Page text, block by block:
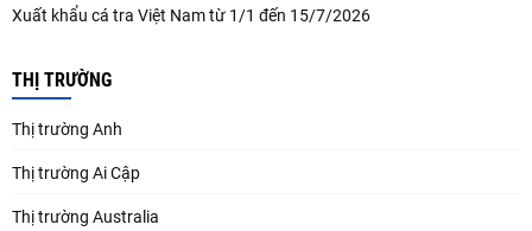
Xuất khẩu cá tra Việt Nam từ 1/1 đến 15/7/2026
THỊ TRƯỜNG
Thị trường Anh
Thị trường Ai Cập
Thị trường Australia